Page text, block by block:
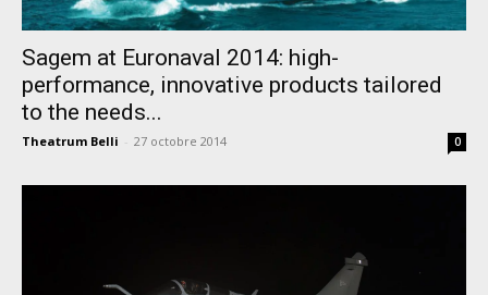
Sagem at Euronaval 2014: high-
performance, innovative products tailored
to the needs...
Theatrum Belli - 27 octobre 2014 0